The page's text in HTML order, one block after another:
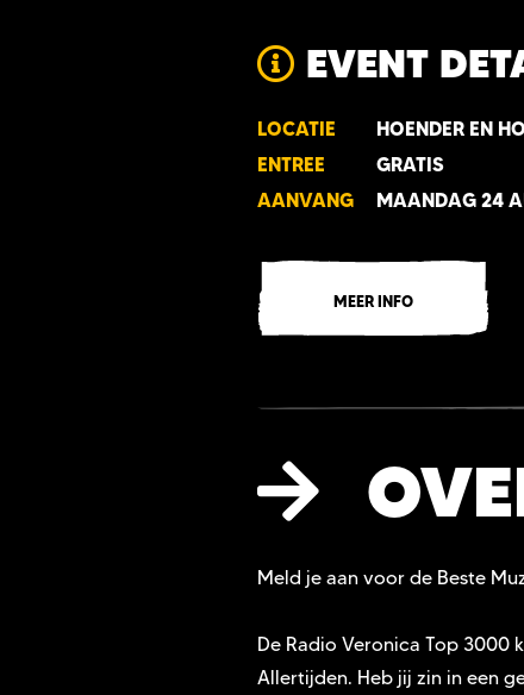
EVENT
LOCATIE
HOENDER EN
ENTREE
GRATIS
AANVANG
MAANDAG 24
MEER INFO
Meld je aan voor de Beste
De Radio Veronica Top 3000
Allertijden. Heb jij zin in een